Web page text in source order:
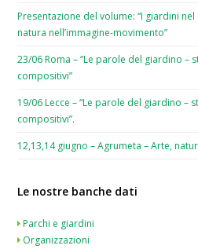
Presentazione del volume: “I giardini nel
natura nell’immagine-movimento”
23/06 Roma – “Le parole del giardino –
compositivi”
19/06 Lecce – “Le parole del giardino –
compositivi”.
12,13,14 giugno – Agrumeta – Arte,
Le nostre banche dati
Parchi e giardini
Organizzazioni